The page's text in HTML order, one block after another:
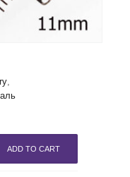
,
ADD TO CART